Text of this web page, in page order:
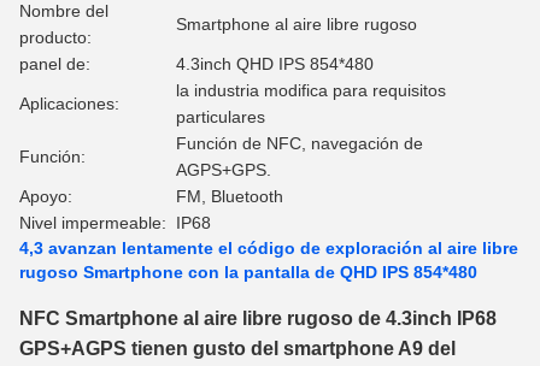
Nombre del
producto:
Smartphone al aire libre rugoso
panel de: 4.3inch QHD IPS 854*480
Aplicaciones:
la industria modifica para requisitos
particulares
Función:
Función de NFC, navegación de
AGPS+GPS.
Apoyo:
FM, Bluetooth
Nivel impermeable:
IP68
4,3 avanzan lentamente el código de exploración al aire libre
rugoso Smartphone con la pantalla de QHD IPS 854*480
NFC Smartphone al aire libre rugoso de 4.3inch IP68
GPS+AGPS tienen gusto del smartphone A9 del